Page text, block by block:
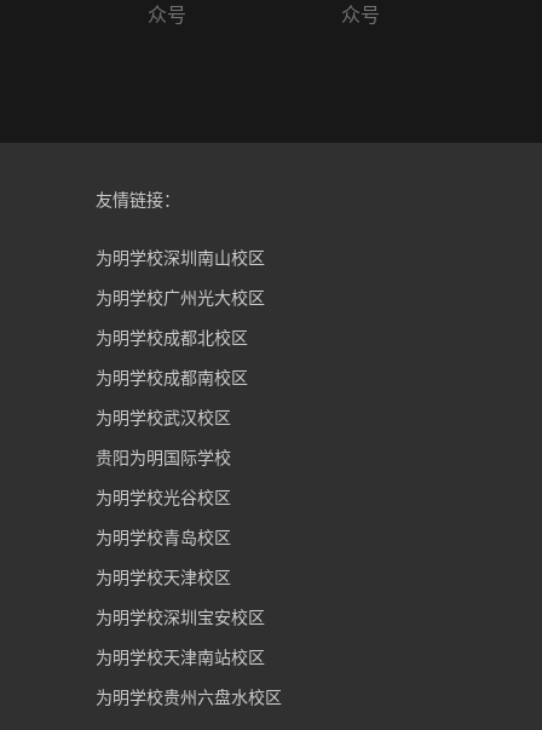
众号
众号
友情链接：
为明学校深圳南山校区
为明学校广州光大校区
为明学校成都北校区
为明学校成都南校区
为明学校武汉校区
贵阳为明国际学校
为明学校光谷校区
为明学校青岛校区
为明学校天津校区
为明学校深圳宝安校区
为明学校天津南站校区
为明学校贵州六盘水校区